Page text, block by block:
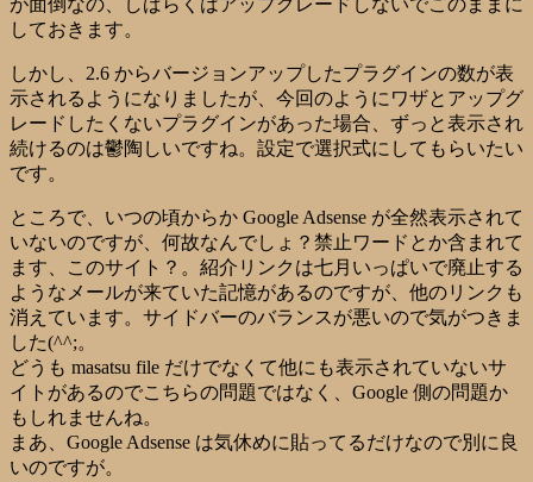
しておきます。
しかし、2.6 からバージョンアップしたプラグインの数が表
示されるようになりましたが、今回のようにワザとアップグ
レードしたくないプラグインがあった場合、ずっと表示され
続けるのは鬱陶しいですね。設定で選択式にしてもらいたい
です。
ところで、いつの頃からか Google Adsense が全然表示されて
いないのですが、何故なんでしょ？禁止ワードとか含まれて
ます、このサイト？。紹介リンクは七月いっぱいで廃止する
ようなメールが来ていた記憶があるのですが、他のリンクも
消えています。サイドバーのバランスが悪いので気がつきま
した(^^;。
どうも masatsu file だけでなくて他にも表示されていないサ
イトがあるのでこちらの問題ではなく、Google 側の問題か
もしれませんね。
まあ、Google Adsense は気休めに貼ってるだけなので別に良
いのですが。